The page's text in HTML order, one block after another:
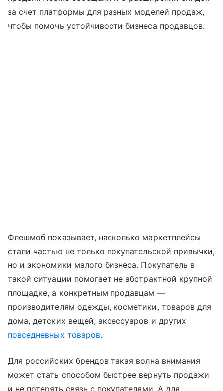
за счет платформы для разных моделей продаж,
чтобы помочь устойчивости бизнеса продавцов.
Флешмоб показывает, насколько маркетплейсы
стали частью не только покупательской привычки,
но и экономики малого бизнеса. Покупатель в
такой ситуации помогает не абстрактной крупной
площадке, а конкретным продавцам —
производителям одежды, косметики, товаров для
дома, детских вещей, аксессуаров и других
повседневных товаров.
Для российских брендов такая волна внимания
может стать способом быстрее вернуть продажи
и не потерять связь с покупателями. А для